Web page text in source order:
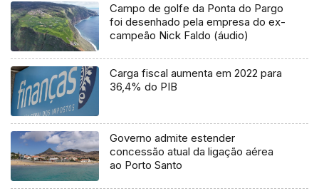
Campo de golfe da Ponta do Pargo
foi desenhado pela empresa do ex-
campeão Nick Faldo (áudio)
Carga fiscal aumenta em 2022 para
36,4% do PIB
Governo admite estender
concessão atual da ligação aérea
ao Porto Santo